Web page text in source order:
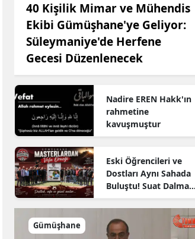
40 Kişilik Mimar ve Mühendis
Ekibi Gümüşhane'ye Geliyor:
Süleymaniye'de Herfene
Gecesi Düzenlenecek
Nadire EREN Hakk'ın
rahmetine
kavuşmuştur
Eski Öğrencileri ve
Dostları Aynı Sahada
Buluştu! Suat Dalman
Unutulmadı
Gümüşhane